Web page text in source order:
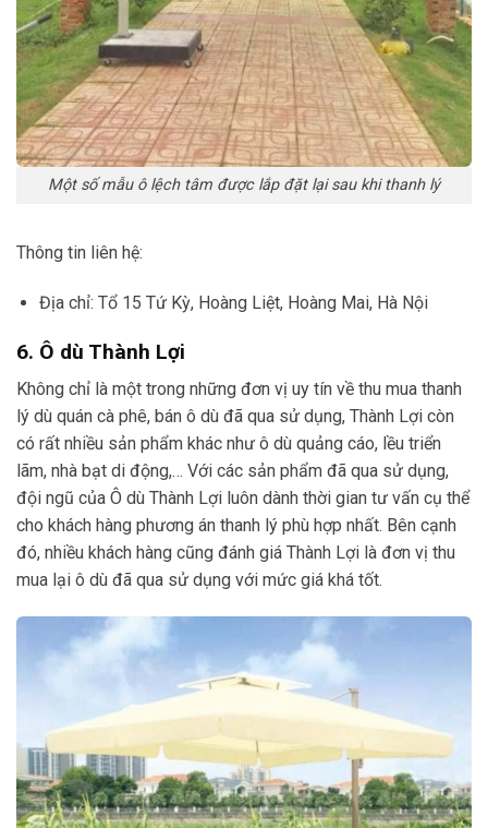
Một số mẫu ô lệch tâm được lắp đặt lại sau khi thanh lý
Thông tin liên hệ:
Địa chỉ: Tổ 15 Tứ Kỳ, Hoàng Liệt, Hoàng Mai, Hà Nội
6. Ô dù Thành Lợi
Không chỉ là một trong những đơn vị uy tín về thu mua thanh
lý dù quán cà phê, bán ô dù đã qua sử dụng, Thành Lợi còn
có rất nhiều sản phẩm khác như ô dù quảng cáo, lều triển
lãm, nhà bạt di động,… Với các sản phẩm đã qua sử dụng,
đội ngũ của Ô dù Thành Lợi luôn dành thời gian tư vấn cụ thể
cho khách hàng phương án thanh lý phù hợp nhất. Bên cạnh
đó, nhiều khách hàng cũng đánh giá Thành Lợi là đơn vị thu
mua lại ô dù đã qua sử dụng với mức giá khá tốt.